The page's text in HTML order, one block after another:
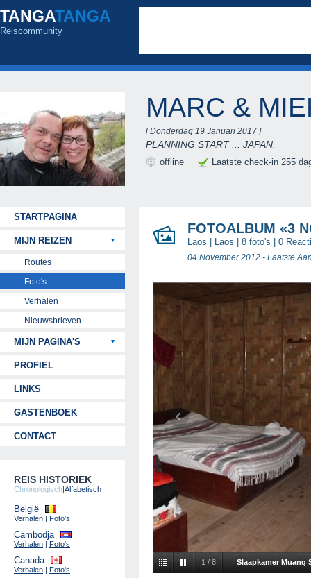
TANGATANGA
Reiscommunity
MARC &
[ Donderdag 19 Januari 2017 ]
PLANNING START ... JAPAN.
offline Laatste check-in 255
FOTOALBUM «3
Laos Laos | 8 foto's | 0
04 November 2012 - Laatste
2 / 8 Toffe douche daar.
STARTPAGINA
MIJN REIZEN
Routes
Foto's
Verhalen
Nieuwsbrieven
MIJN PAGINA'S
PROFIEL
LINKS
GASTENBOEK
CONTACT
REIS HISTORIEK
Chronologisch|Alfabetisch
België
Verhalen | Foto's
Cambodja
Verhalen | Foto's
Canada
Verhalen | Foto's